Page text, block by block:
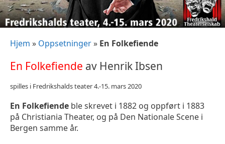
Hjem » Oppsetninger» En Folkefiende
En Folkefiende av Henrik Ibsen
spilles i Fredrikshalds teater 4.-15. mars 2020
En Folkefiende ble skrevet i 1882 og oppført i 1883
på Christiania Theater, og på Den Nationale Scene i
Bergen samme år.